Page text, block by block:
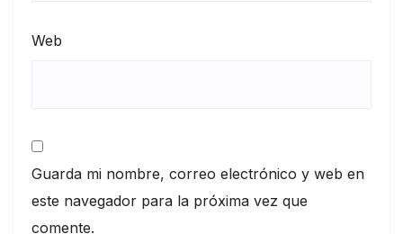
Web
Guarda mi nombre, correo electrónico y web en
este navegador para la próxima vez que
comente.